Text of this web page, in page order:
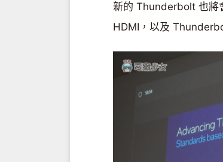
新的 Thunderbolt 也將
HDMI，以及